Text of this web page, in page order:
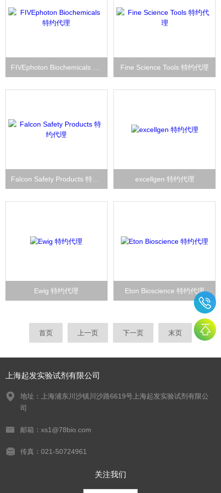
Fine Science Tools 特约代理
excellgen 特约代理
Ewig 特约代理 Eton Bioscience 特约代理
首页 上一页 下一页 末页
上海起发实验试剂有限公司
地址：上海浦东川沙镇川沙路6619号上海起发实验试剂有限公
司
邮箱：xs1@78bio.com
传真：021-50724961
关注我们